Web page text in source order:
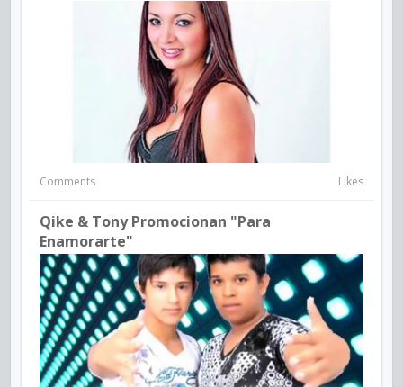
Comments Likes
Qike & Tony Promocionan "Para
Enamorarte"